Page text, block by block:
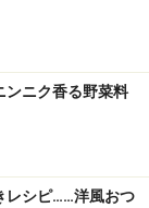
ク！
ック！
ンニク香る野菜料
レシピ……洋風おつ